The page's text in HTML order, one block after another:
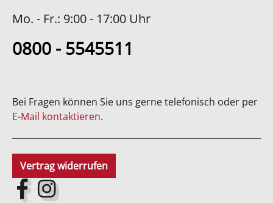
Mo. - Fr.: 9:00 - 17:00 Uhr
0800 - 5545511
Bei Fragen können Sie uns gerne telefonisch oder per
E-Mail kontaktieren.
Vertrag widerrufen